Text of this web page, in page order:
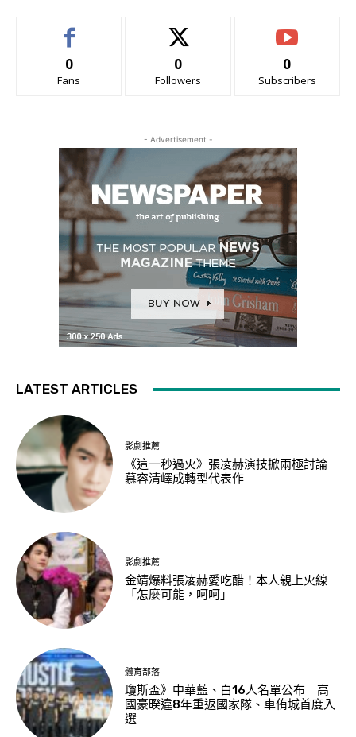
0
Fans
0
Followers
0
Subscribers
- Advertisement -
LATEST ARTICLES
影劇推薦
《這一秒過火》張凌赫演技掀兩極討論
慕容清嶧成轉型代表作
影劇推薦
金靖爆料張凌赫愛吃醋！本人親上火線
「怎麼可能，呵呵」
體育部落
瓊斯盃》中華藍、白16人名單公布 高
國豪暌違8年重返國家隊、車侑城首度入
選